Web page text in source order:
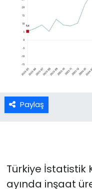
Paylaş
Türkiye İstatistik
ayında inşaat